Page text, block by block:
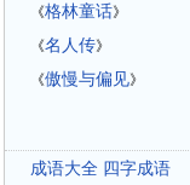
《格林童话》
《名人传》
《傲慢与偏见》
成语大全 四字成语